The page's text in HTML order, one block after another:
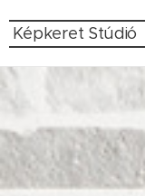
Képkeret Stúdió